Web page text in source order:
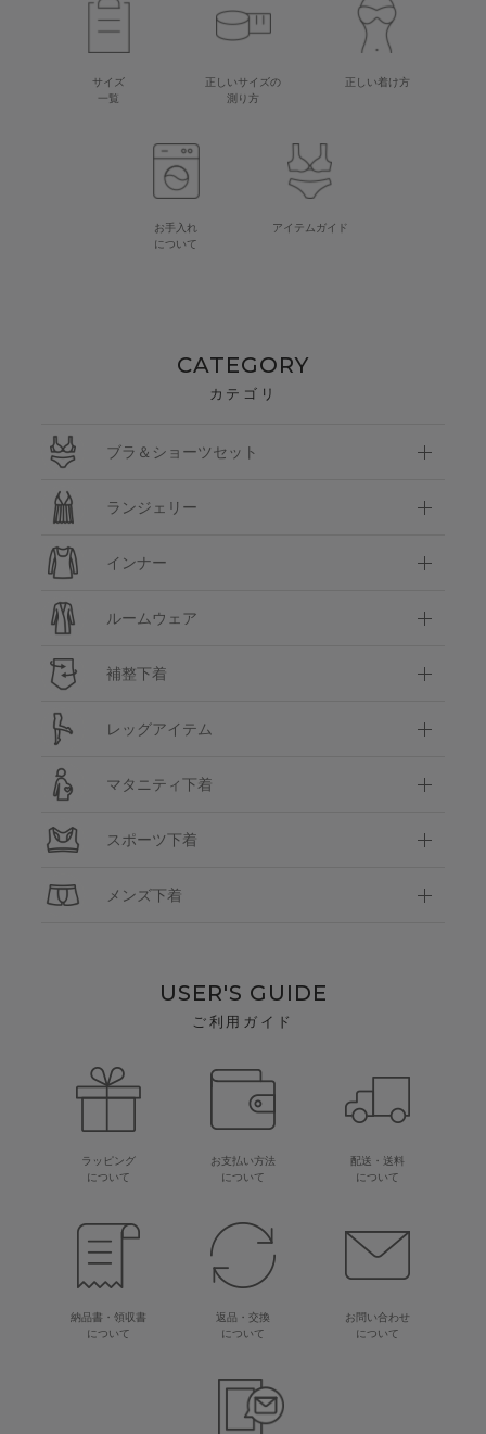
サイズ
一覧
正しいサイズの
測り方
正しい着け方
お手入れ
について
アイテムガイド
CATEGORY
カテゴリ
ブラ＆ショーツセット
ランジェリー
インナー
ルームウェア
補整下着
レッグアイテム
マタニティ下着
スポーツ下着
メンズ下着
USER'S GUIDE
ご利用ガイド
ラッピング
について
お支払い方法
について
配送・送料
について
納品書・領収書
について
返品・交換
について
お問い合わせ
について